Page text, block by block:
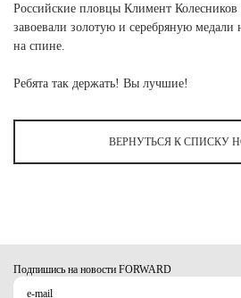
Тюменская область (3)
Хакасия (1)
Ямало-Ненецкий автономный округ (1)
Российские пловцы Климент
завоевали золотую и серебряную медали
на спине.
Ребята так держать! Вы лучшие!
ВЕРНУТЬСЯ К СПИСКУ
Подпишись на новости FORWARD